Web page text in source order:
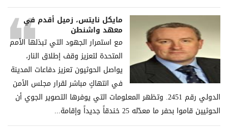
مايكل نايتس، زميل أقدم في
معهد واشنطن
مع استمرار الجهود التي تبذلها الأمم
المتحدة لتعزيز وقف إطلاق النار،
يواصل الحوثيون تعزيز دفاعات المدينة
في انتهاكٍ مباشر لقرار مجلس الأمن
الدولي رقم 2451. وتظهر المعلومات التي يوفرها التصوير الجوي أن
الحوثيين قاموا بحفر ما معدّله 25 خندقاً جديداً وإقامة...